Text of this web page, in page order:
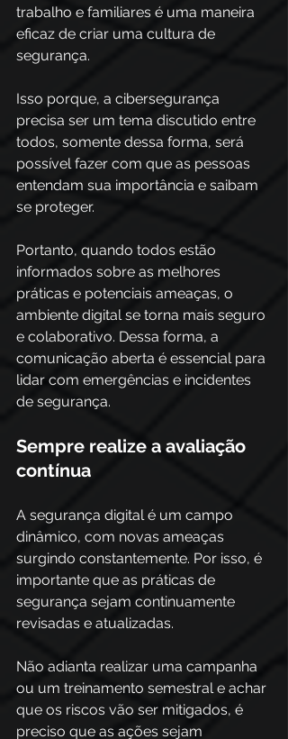
trabalho e familiares é uma maneira
eficaz de criar uma cultura de
segurança.
Isso porque, a cibersegurança
precisa ser um tema discutido entre
todos, somente dessa forma, será
possível fazer com que as pessoas
entendam sua importância e saibam
se proteger.
Portanto, quando todos estão
informados sobre as melhores
práticas e potenciais ameaças, o
ambiente digital se torna mais seguro
e colaborativo. Dessa forma, a
comunicação aberta é essencial para
lidar com emergências e incidentes
de segurança.
Sempre realize a avaliação
contínua
A segurança digital é um campo
dinâmico, com novas ameaças
surgindo constantemente. Por isso, é
importante que as práticas de
segurança sejam continuamente
revisadas e atualizadas.
Não adianta realizar uma campanha
ou um treinamento semestral e achar
que os riscos vão ser mitigados, é
preciso que as ações sejam